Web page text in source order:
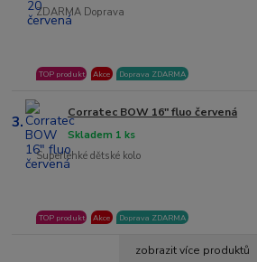
ZDARMA Doprava
TOP produkt Akce Doprava ZDARMA
3. Corratec BOW 16" fluo červená
Superlehké dětské kolo
Skladem 1 ks
TOP produkt Akce Doprava ZDARMA
zobrazit více produktů